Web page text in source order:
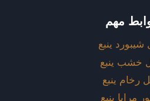
مهم
شيبورد ينبع
خشب ينبع
رخام ينبع
مرايا ينبع